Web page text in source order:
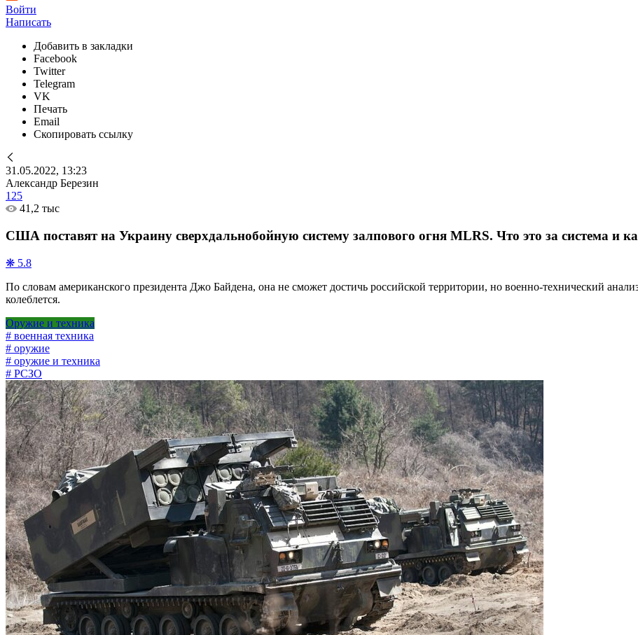
Войти
Написать
Добавить в закладки
Facebook
Twitter
Telegram
VK
Печать
Email
Скопировать ссылку
31.05.2022, 13:23
Александр Березин
125
41,2 тыс
США поставят на Украину сверхдальнобойную систему залпового огня MLRS. Что это за система и
❋ 5.8
По словам американского президента Джо Байдена, она не сможет достичь российской территории, но военно-технический
колеблется.
Оружие и техника
# военная техника
# оружие
# оружие и техника
# РСЗО